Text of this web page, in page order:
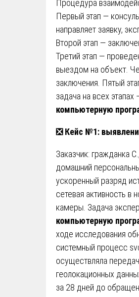
Процедура
Первый этап —
направляет заявку,
Второй этап —
Третий этап —
выездом на объект.
заключения. Пятый
задача на всех этапах
компьютерную
❎Кейс №1:
Заказчик: гражданка
домашний
ускоренный разряд
сетевая активность в
камеры. Задача
компьютерную
ходе исследования
системный процесс
осуществляла
геолокационных
за 28 дней до